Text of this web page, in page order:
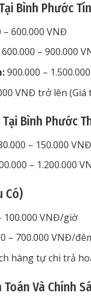
Bình Phước
600.000 VNĐ
– 900.000
900.000 –
VNĐ trở lên (Giá
Tại Bình Phước
– 150.000
– 1.200.000
Có)
100.000 VNĐ/giờ
– 700.000 VNĐ/
hàng tự chi trả
Và Chính